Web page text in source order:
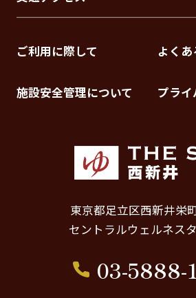
東京都足立区西新井栄
セントラルウェルネス
03-5888-
ご利用に際して よく
施設安全管理について プラ